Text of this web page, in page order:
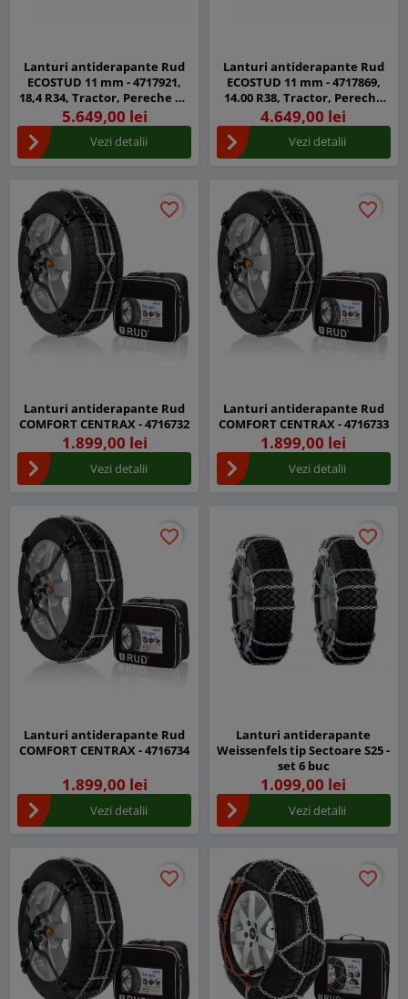
Lanturi antiderapante Rud
ECOSTUD 11 mm - 4717921,
18,4 R34, Tractor, Pereche de
2 Plase
5.649,00 lei
Vezi detalii
Lanturi antiderapante Rud
ECOSTUD 11 mm - 4717869,
14.00 R38, Tractor, Pereche
de 2 Plase
4.649,00 lei
Vezi detalii
favorite_border
favorite_border
Lanturi antiderapante Rud
COMFORT CENTRAX - 4716732
1.899,00 lei
Vezi detalii
favorite_border
favorite_border
Lanturi antiderapante Rud
COMFORT CENTRAX - 4716733
1.899,00 lei
Vezi detalii
favorite_border
favorite_border
Lanturi antiderapante Rud
COMFORT CENTRAX - 4716734
1.899,00 lei
Vezi detalii
favorite_border
favorite_border
Lanturi antiderapante
Weissenfels tip Sectoare S25 -
set 6 buc
1.099,00 lei
Vezi detalii
favorite_border
favorite_border favorite_border
favorite_border